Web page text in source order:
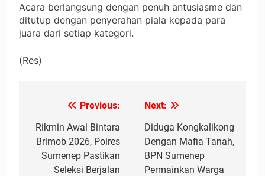
Acara berlangsung dengan penuh antusiasme dan
ditutup dengan penyerahan piala kepada para
juara dari setiap kategori.
(Res)
Navigasi
pos
Previous:
Rikmin Awal Bintara
Brimob 2026, Polres
Sumenep Pastikan
Seleksi Berjalan
Next:
Diduga Kongkalikong
Dengan Mafia Tanah,
BPN Sumenep
Permainkan Warga